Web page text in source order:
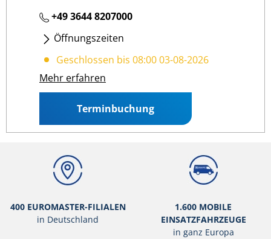
+49 3644 8207000
Öffnungszeiten
Mo - Fr: 08:00 18:00
Geschlossen bis 08:00 03-08-2026
Mehr erfahren
Terminbuchung
400 EUROMASTER-FILIALEN
in Deutschland
1.600 MOBILE
EINSATZFAHRZEUGE
in ganz Europa